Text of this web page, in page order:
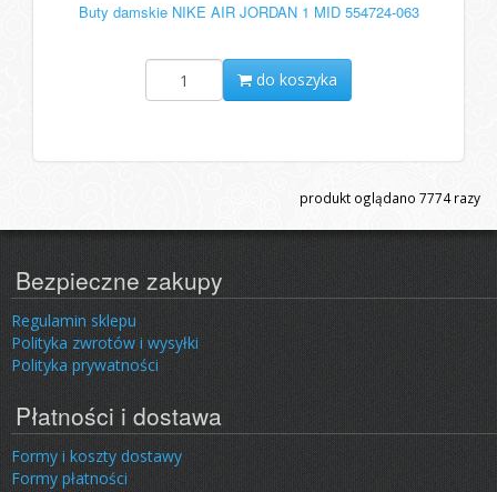
Buty damskie NIKE AIR JORDAN 1 MID 554724-063
do koszyka
produkt oglądano 7774razy
Bezpieczne zakupy
Regulamin sklepu
Polityka zwrotów i wysyłki
Polityka prywatności
Płatności i dostawa
Formy i koszty dostawy
Formy płatności